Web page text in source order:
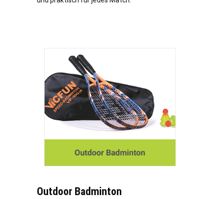
Outdoor Badminton